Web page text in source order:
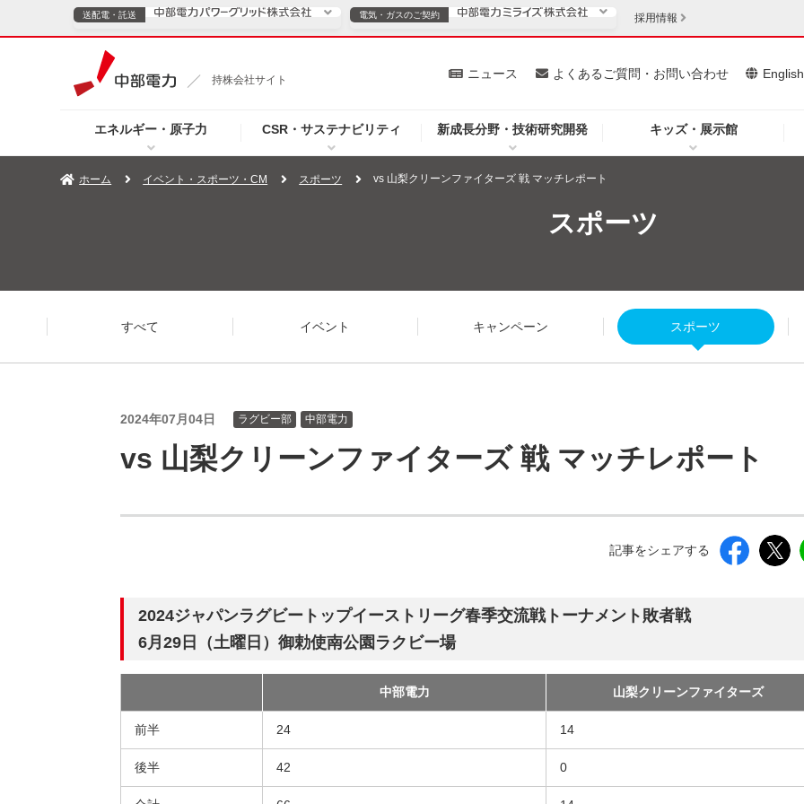
持株会社サイト
エネルギー・原子力 CSR・サステナビリティ 新成長分野・技術研究開発 キッズ・展示館
ニュース よくあるご質問・お問い合わせ English
送配電・託送
TOPページへ ご案内 安定供給
企業情報
よくあるご質問・お問い合わせ
電気・ガスのご契約
電気・ガスのご契約
TOPページへ 個人のお客さま 法人のお客さま
プレスリリース （新しいウィンドウを開きます）
お知らせ （新しいウィンドウを開きます）
よくあるご質問・お問い合わせ （新しいウィンドウを開きます）
採用情報
ホーム イベント・スポーツ・CM スポーツ vs 山梨クリーンファイターズ 戦 マッチレポート
スポーツ
すべて イベント キャンペーン スポーツ
2024年07月04日 ラグビー部 中部電力
vs 山梨クリーンファイターズ 戦 マッチレポート
記事をシェアする
2024ジャパンラグビートップイーストリーグ春季交流戦トーナメント敗者戦
6月29日（土曜日）御勅使南公園ラクビー場
中部電力 山梨クリーンファイターズ
前半 24 14
後半 42 0